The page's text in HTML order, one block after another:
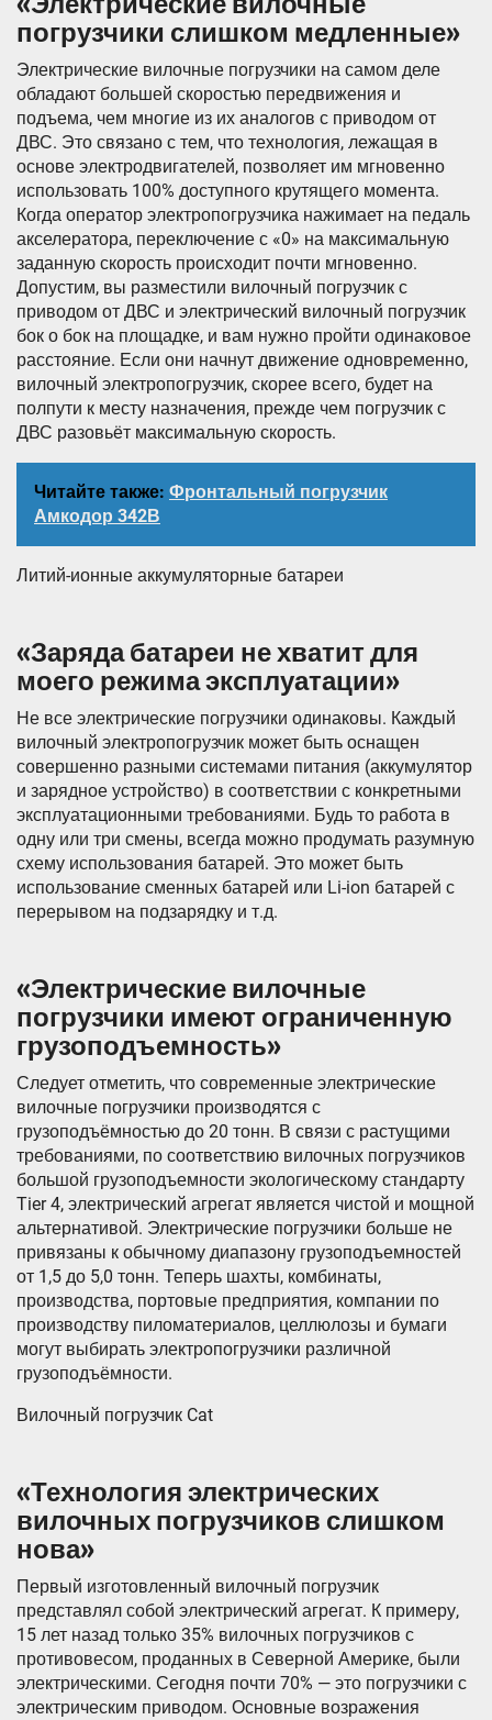
погрузчики слишком медленные»
Электрические вилочные погрузчики на самом деле
обладают большей скоростью передвижения и
подъема, чем многие из их аналогов с приводом от
ДВС. Это связано с тем, что технология, лежащая в
основе электродвигателей, позволяет им мгновенно
использовать 100% доступного крутящего момента.
Когда оператор электропогрузчика нажимает на педаль
акселератора, переключение с «0» на максимальную
заданную скорость происходит почти мгновенно.
Допустим, вы разместили вилочный погрузчик с
приводом от ДВС и электрический вилочный погрузчик
бок о бок на площадке, и вам нужно пройти одинаковое
расстояние. Если они начнут движение одновременно,
вилочный электропогрузчик, скорее всего, будет на
полпути к месту назначения, прежде чем погрузчик с
ДВС разовьёт максимальную скорость.
Читайте также: Фронтальный погрузчик
Амкодор 342В
Литий-ионные аккумуляторные батареи
«Заряда батареи не хватит для
моего режима эксплуатации»
Не все электрические погрузчики одинаковы. Каждый
вилочный электропогрузчик может быть оснащен
совершенно разными системами питания (аккумулятор
и зарядное устройство) в соответствии с конкретными
эксплуатационными требованиями. Будь то работа в
одну или три смены, всегда можно продумать разумную
схему использования батарей. Это может быть
использование сменных батарей или Li-ion батарей с
перерывом на подзарядку и т.д.
«Электрические вилочные
погрузчики имеют ограниченную
грузоподъемность»
Следует отметить, что современные электрические
вилочные погрузчики производятся с
грузоподъёмностью до 20 тонн. В связи с растущими
требованиями, по соответствию вилочных погрузчиков
большой грузоподъемности экологическому стандарту
Tier 4, электрический агрегат является чистой и мощной
альтернативой. Электрические погрузчики больше не
привязаны к обычному диапазону грузоподъемностей
от 1,5 до 5,0 тонн. Теперь шахты, комбинаты,
производства, портовые предприятия, компании по
производству пиломатериалов, целлюлозы и бумаги
могут выбирать электропогрузчики различной
грузоподъёмности.
Вилочный погрузчик Cat
«Технология электрических
вилочных погрузчиков слишком
нова»
Первый изготовленный вилочный погрузчик
представлял собой электрический агрегат. К примеру,
15 лет назад только 35% вилочных погрузчиков с
противовесом, проданных в Северной Америке, были
электрическими. Сегодня почти 70% — это погрузчики с
электрическим приводом. Основные возражения